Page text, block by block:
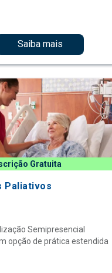
Saiba mais
Gratuita
Paliativos
Semipresencial
opção de prática estendida